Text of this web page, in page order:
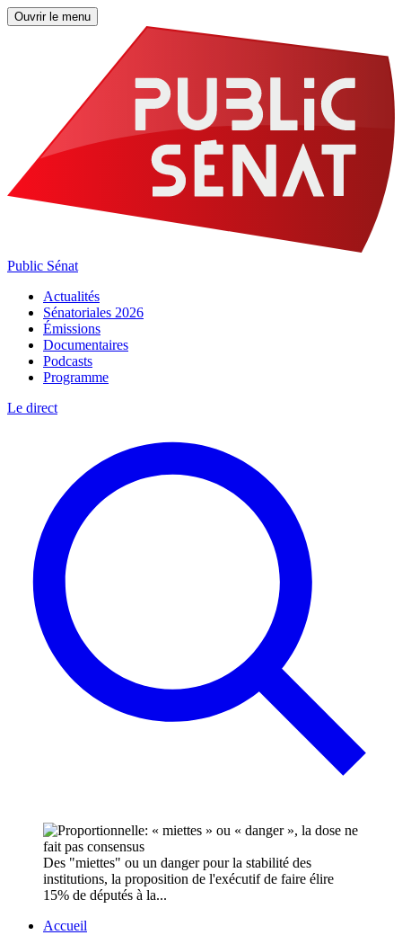
Ouvrir le menu
Public Sénat
Actualités
Sénatoriales 2026
Émissions
Documentaires
Podcasts
Programme
Le direct
Des "miettes" ou un danger pour la stabilité des
institutions, la proposition de l'exécutif de faire élire
15% de députés à la...
Accueil